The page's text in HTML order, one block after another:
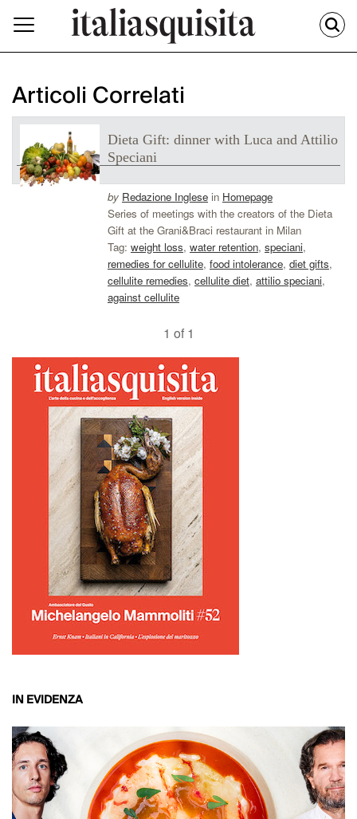
Articoli Correlati
Dieta Gift: dinner with Luca and Attilio
Speciani
by Redazione Inglese in Homepage
Series of meetings with the creators of the Dieta
Gift at the Grani&Braci restaurant in Milan
Tag: weight loss, water retention, speciani,
remedies for cellulite, food intolerance, diet gifts,
cellulite remedies, cellulite diet, attilio speciani,
against cellulite
1 of 1
IN EVIDENZA